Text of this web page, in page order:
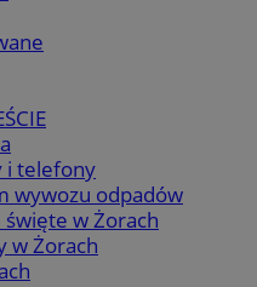
i telefony
wywozu odpadów
w Żorach
w Żorach